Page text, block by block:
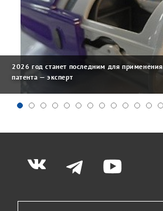
2026 год станет последним для применения
патента — эксперт